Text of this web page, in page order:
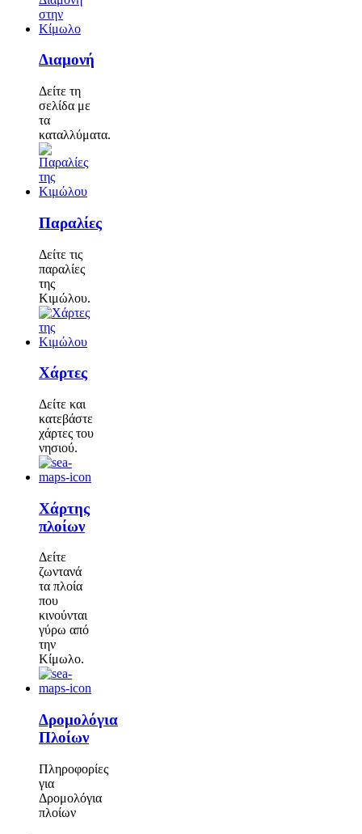
Διαμονή
Δείτε τη
σελίδα με
τα
καταλλύματα.
Παραλίες
Δείτε τις
παραλίες
της
Κιμώλου.
Χάρτες
Δείτε και
κατεβάστε
χάρτες του
νησιού.
Χάρτης
πλοίων
Δείτε
ζωντανά
τα πλοία
που
κινούνται
γύρω από
την
Κίμωλο.
Δρομολόγια
Πλοίων
Πληροφορίες
για
Δρομολόγια
πλοίων